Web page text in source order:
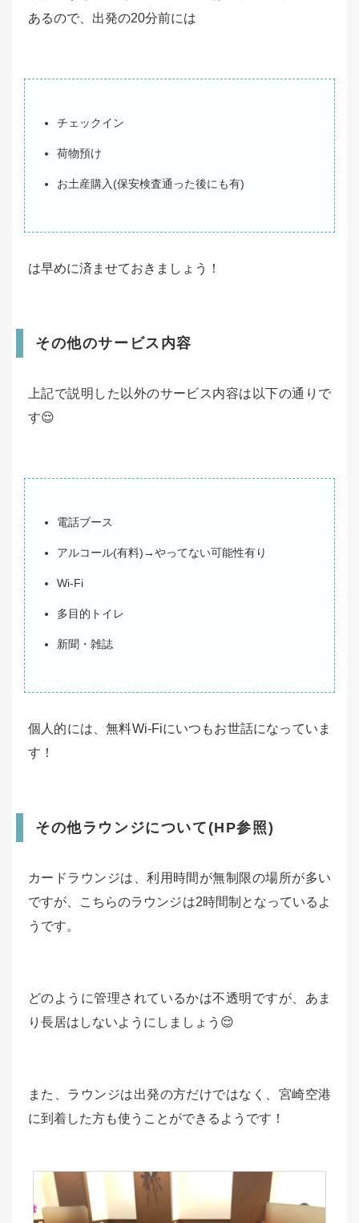
あるので、出発の20分前には
チェックイン
荷物預け
お土産購入(保安検査通った後にも有)
は早めに済ませておきましょう！
その他のサービス内容
上記で説明した以外のサービス内容は以下の通りで
す😌
電話ブース
アルコール(有料)→やってない可能性有り
Wi-Fi
多目的トイレ
新聞・雑誌
個人的には、無料Wi-Fiにいつもお世話になっていま
す！
その他ラウンジについて(HP参照)
カードラウンジは、利用時間が無制限の場所が多い
ですが、こちらのラウンジは2時間制となっているよ
うです。
どのように管理されているかは不透明ですが、あま
り長居はしないようにしましょう😌
また、ラウンジは出発の方だけではなく、宮崎空港
に到着した方も使うことができるようです！